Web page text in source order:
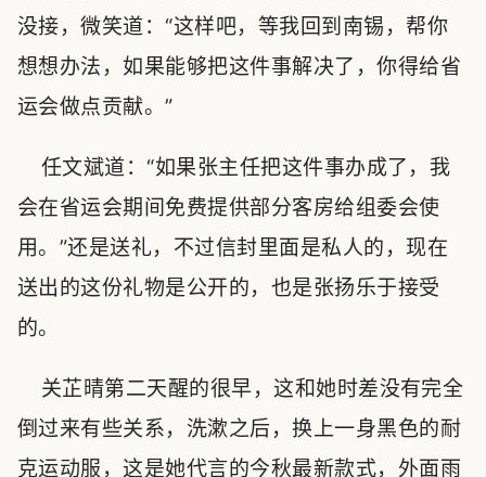
没接，微笑道：“这样吧，等我回到南锡，帮你
想想办法，如果能够把这件事解决了，你得给省
运会做点贡献。”
任文斌道：“如果张主任把这件事办成了，我
会在省运会期间免费提供部分客房给组委会使
用。”还是送礼，不过信封里面是私人的，现在
送出的这份礼物是公开的，也是张扬乐于接受
的。
关芷晴第二天醒的很早，这和她时差没有完全
倒过来有些关系，洗漱之后，换上一身黑色的耐
克运动服，这是她代言的今秋最新款式，外面雨